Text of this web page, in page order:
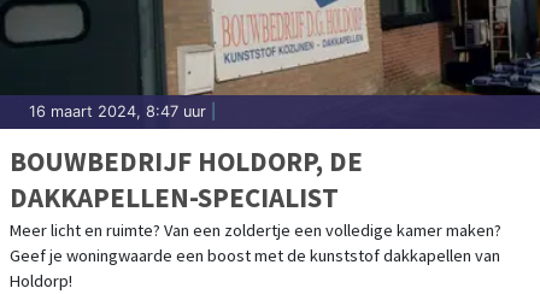
16 maart 2024, 8:47 uur
BOUWBEDRIJF HOLDORP, DE
DAKKAPELLEN-SPECIALIST
Meer licht en ruimte? Van een zoldertje een volledige kamer maken?
Geef je woningwaarde een boost met de kunststof dakkapellen van
Holdorp!